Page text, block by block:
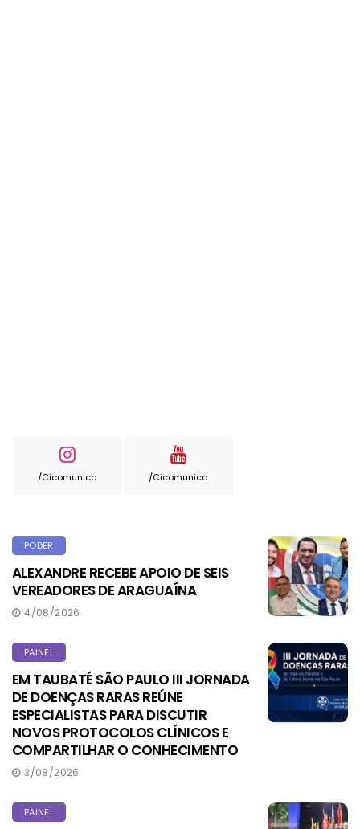
/cicomunica /cicomunica
PODER
ALEXANDRE RECEBE APOIO DE SEIS
VEREADORES DE ARAGUAÍNA
4/08/2026
PAINEL
EM TAUBATÉ SÃO PAULO III JORNADA
DE DOENÇAS RARAS REÚNE
ESPECIALISTAS PARA DISCUTIR
NOVOS PROTOCOLOS CLÍNICOS E
COMPARTILHAR O CONHECIMENTO
3/08/2026
PAINEL